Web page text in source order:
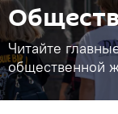
Читайте
общественной